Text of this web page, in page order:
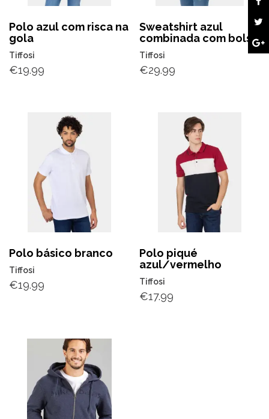
Polo azul com risca na
gola
Tiffosi
€19.99
Sweatshirt azul
combinada com bolso
Tiffosi
€29.99
Polo básico branco
Tiffosi
€19.99
Polo piqué
azul/vermelho
Tiffosi
€17.99